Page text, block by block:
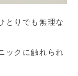
とりでも無理な
ックに触れられ